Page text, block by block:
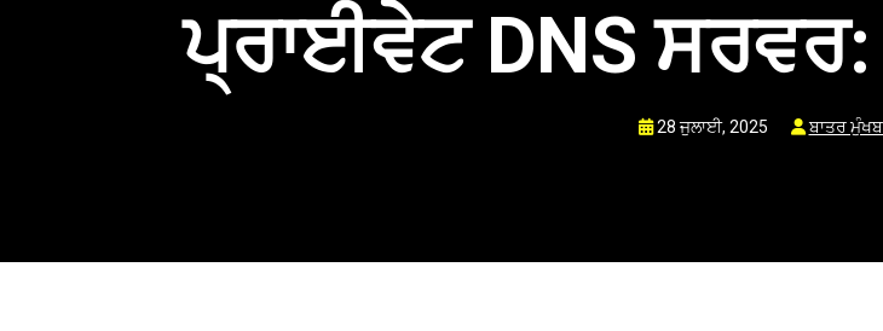
ਪ੍ਰਾਈਵੇਟ DNS
28 ਜੁਲਾਈ, 2025 ਬਾਤਰ